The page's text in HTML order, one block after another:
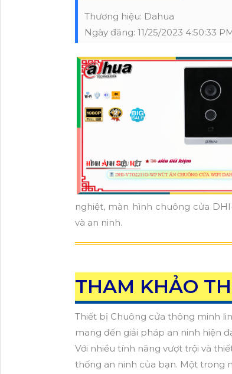
Thương hiệu: Dahua
Ngày đăng: 11/25/2023 4:50:33
nghiệt, màn hình chuông cửa
và an ninh.
THAM KHẢO
Thiết bị Chuông cửa thông minh
mang đến giải pháp an ninh hiện
Với nhiều tính năng vượt trội và
thống an ninh của bạn. Một trong